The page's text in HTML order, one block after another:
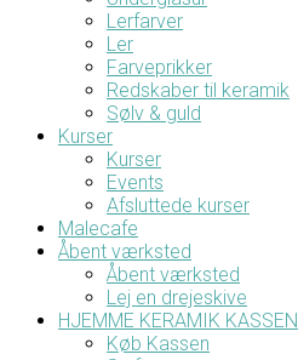
Lerfarver
Ler
Farveprikker
Redskaber til keramik
Sølv & guld
Kurser
Kurser
Events
Afsluttede kurser
Malecafe
Åbent værksted
Åbent værksted
Lej en drejeskive
HJEMME KERAMIK KASSEN
Køb Kassen